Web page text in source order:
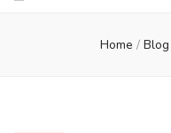
Home / Blog